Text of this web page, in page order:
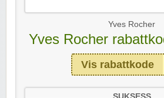
Yves Rocher
Yves Rocher
Vis rabattkode